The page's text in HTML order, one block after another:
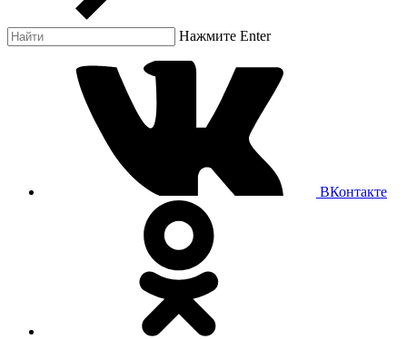
Нажмите Enter
ВКонтакте